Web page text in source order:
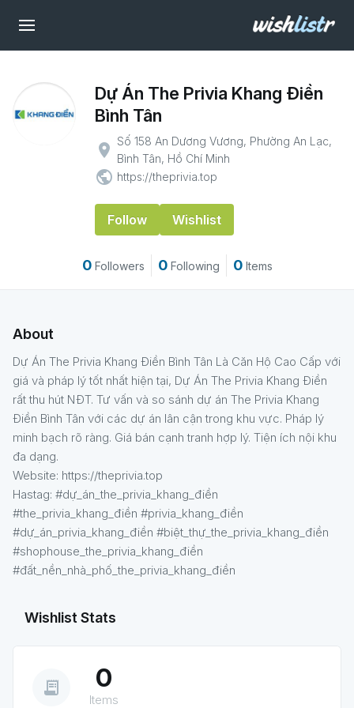
Dự Án The Privia Khang Điền
Bình Tân
place Số 158 An Dương Vương, Phường An Lạc,
Bình Tân, Hồ Chí Minh
public https://theprivia.top
Follow Wishlist
0 Followers 0 Following 0 Items
About
Dự Án The Privia Khang Điền Bình Tân Là Căn Hộ Cao Cấp với
giá và pháp lý tốt nhất hiện tại, Dự Án The Privia Khang Điền
rất thu hút NĐT. Tư vấn và so sánh dự án The Privia Khang
Điền Bình Tân với các dự án lân cận trong khu vực. Pháp lý
minh bạch rõ ràng. Giá bán cạnh tranh hợp lý. Tiện ích nội khu
đa dạng.
Website: https://theprivia.top
Hastag: #dự_án_the_privia_khang_điền
#the_privia_khang_điền #privia_khang_điền
#dự_án_privia_khang_điền #biệt_thự_the_privia_khang_điền
#shophouse_the_privia_khang_điền
#đất_nền_nhà_phố_the_privia_khang_điền
Wishlist Stats
receipt_long 0
Items